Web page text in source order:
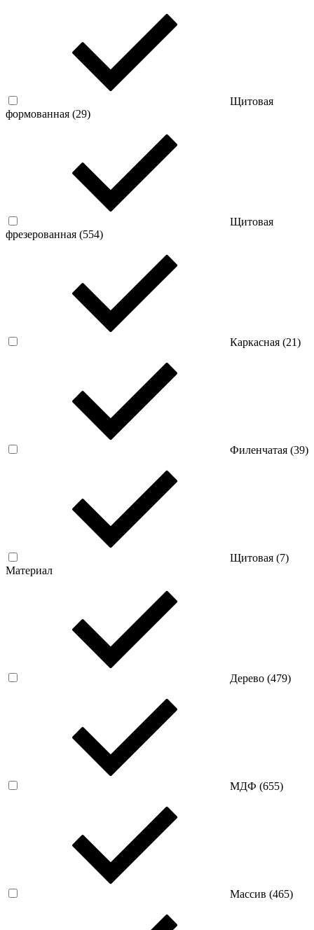
Щитовая
формованная (29)
Щитовая
фрезерованная (554)
Каркасная (21)
Филенчатая (39)
Щитовая (7)
Материал
Дерево (479)
МДФ (655)
Массив (465)